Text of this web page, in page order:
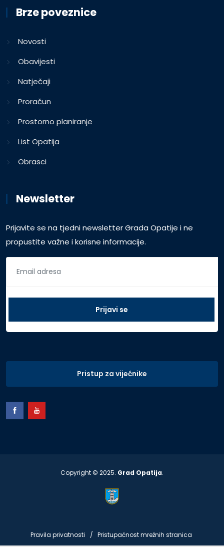
Brze poveznice
Novosti
Obavijesti
Natječaji
Proračun
Prostorno planiranje
List Opatija
Obrasci
Newsletter
Prijavite se na tjedni newsletter Grada Opatije i ne
propustite važne i korisne informacije.
Pristup za vijećnike
Copyright © 2025. Grad Opatija.
Pravila privatnosti Pristupačnost mrežnih stranica